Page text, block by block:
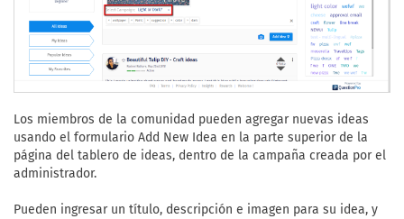
Los miembros de la comunidad pueden agregar nuevas ideas
usando el formulario Add New Idea en la parte superior de la
página del tablero de ideas, dentro de la campaña creada por el
administrador.
Pueden ingresar un título, descripción e imagen para su idea, y